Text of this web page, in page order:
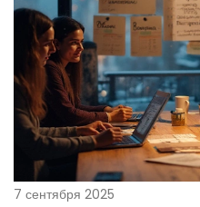
7 сентября 2025